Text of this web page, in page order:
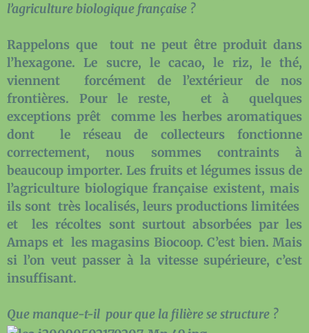
l’agriculture biologique française ?
Rappelons que tout ne peut être produit dans
l’hexagone. Le sucre, le cacao, le riz, le thé,
viennent forcément de l’extérieur de nos
frontières. Pour le reste, et à quelques
exceptions prêt comme les herbes aromatiques
dont le réseau de collecteurs fonctionne
correctement, nous sommes contraints à
beaucoup importer. Les fruits et légumes issus de
l’agriculture biologique française existent, mais
ils sont très localisés, leurs productions limitées
et les récoltes sont surtout absorbées par les
Amaps et les magasins Biocoop. C’est bien. Mais
si l’on veut passer à la vitesse supérieure, c’est
insuffisant.
Que manque-t-il pour que la filière se structure ?